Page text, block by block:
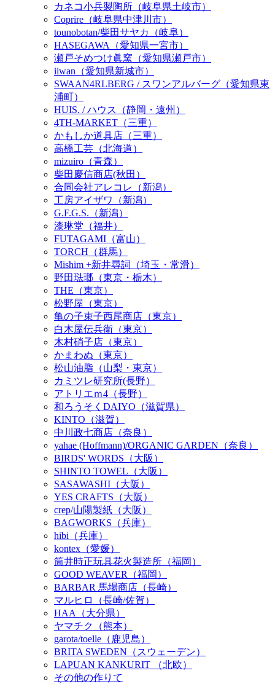
カネコ小兵製陶所（岐阜県土岐市）
Coprire（岐阜県中津川市）
tounobotan/柴田サヤカ（岐阜）
HASEGAWA（愛知県一宮市）
瀬戸そめつけ眞窯（愛知県瀬戸市）
iiwan（愛知県新城市）
SWAAN4RLBERG / スワンアルバーグ（愛知県東
浦町）
HUIS. / ハウス（静岡・遠州）
4TH-MARKET（三重）
かもしか道具店（三重）
高橋工芸（北海道）
mizuiro（青森）
柴田慶信商店(秋田）
合同会社アレコレ（新潟）
工房アイザワ（新潟）
G.F.G.S.（新潟）
漆琳堂（福井）
FUTAGAMI（富山）
TORCH（群馬）
Mishim +新井尋詞（埼玉・常滑）
野田琺瑯（東京・栃木）
THE（東京）
松野屋（東京）
亀の子束子西尾商店（東京）
白木屋伝兵衛（東京）
木村硝子店（東京）
かまわぬ（東京）
松山油脂（山梨・東京）
カミツレ研究所(長野）
アトリエｍ4（長野）
和ろうそくDAIYO（滋賀県）
KINTO（滋賀）
中川政七商店（奈良）
yahae (Hoffmann)/ORGANIC GARDEN（奈良）
BIRDS' WORDS（大阪）
SHINTO TOWEL（大阪）
SASAWASHI（大阪）
YES CRAFTS（大阪）
crep/山陽製紙（大阪）
BAGWORKS（兵庫）
hibi（兵庫）
kontex（愛媛）
筒井時正玩具花火製造所（福岡）
GOOD WEAVER（福岡）
BARBAR 馬場商店（長崎）
マルヒロ（長崎/佐賀）
HAA（大分県）
ヤマチク（熊本）
garota/toelle（鹿児島）
BRITA SWEDEN（スウェーデン）
LAPUAN KANKURIT （北欧）
その他の作りて